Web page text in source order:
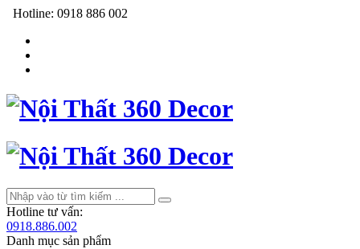
Hotline: 0918 886 002
Hotline tư vấn:
0918.886.002
Danh mục sản phẩm